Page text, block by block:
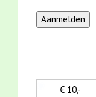
€ 10,-